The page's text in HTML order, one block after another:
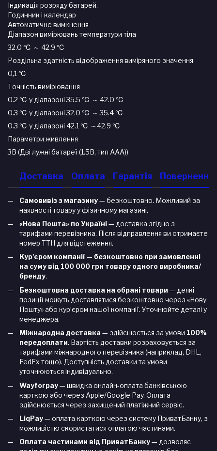
Індикація розряду батарей.
Годинник і календар
Автоматичне вимкнення
Діапазон вимірювань температури тіла
32.0 ℃ ～ 42.9 ℃
Роздільна здатність відображення виміряного значення
0,1 ℃
Точність вимірювання
0.2 ℃ у діапазоні 35.5 ℃ ～ 42.0 ℃
0.3 ℃ у діапазоні 32.0 ℃ ～ 35.4 ℃
0.3 ℃ у діапазоні 42.1 ℃ ～42.9 ℃
Параметри живлення
3В (Дві лужні батареї (1.5В, тип ААА))
Доставка Оплата Гарантія Повернення
Самовивіз з магазину— безкоштовно. Можливий за
наявності товару у фізичному магазині.
«Нова Пошта» по Україні— доставка згідно з
тарифами перевізника. Після відправлення ви отримаєте
номер ТТН для відстеження.
Кур'єром компанії— безкоштовно при замовленні
на суму від 100 000 грн товару одного виробника/
бренду.
Безкоштовна доставка на обрані товари — деякі
позиції можуть доставлятися безкоштовно через «Нову
Пошту» або кур’єром нашої компанії. Уточнюйте деталі у
менеджера.
Міжнародна доставка — здійснюється за умови 100%
передоплати. Вартість доставки розраховується за
тарифами міжнародного перевізника (наприклад, DHL,
FedEx тощо). Доступність доставки та умови
уточнюються індивідуально.
Wayforpay— швидка онлайн-оплата банківською
карткою або через Apple/Google Pay. Оплата
здійснюється через захищений платіжний сервіс.
LiqPay— оплата карткою через систему ПриватБанку, з
можливістю скористатися оплатою частинами.
Оплата частинами від ПриватБанку— дозволяє